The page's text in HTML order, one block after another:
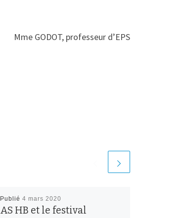
Mme GODOT, professeur d’EPS
Publié 4 mars 2020
AS HB et le festival